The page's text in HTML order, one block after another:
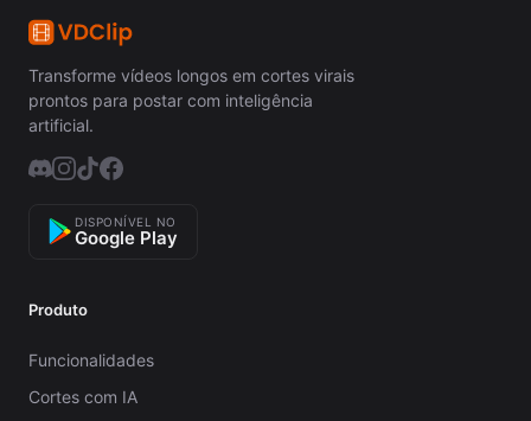
Transforme vídeos longos em cortes virais
prontos para postar com inteligência
artificial.
DISPONÍVEL NO
Google Play
Produto
Funcionalidades
Cortes com IA